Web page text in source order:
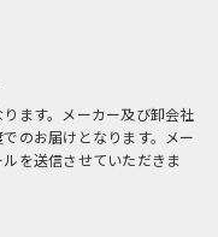
ます。メーカー及び卸会社
のお届けとなります。メー
を送信させていただきま